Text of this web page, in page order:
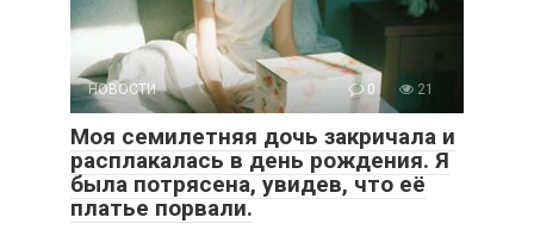
НОВОСТИ 0 21
Моя семилетняя дочь закричала и
расплакалась в день рождения. Я
была потрясена, увидев, что её
платье порвали.